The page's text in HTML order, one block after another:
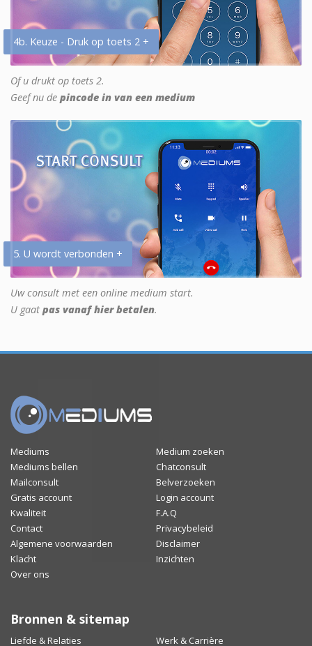
4b. Keuze - Druk op toets 2 +
Of u drukt op toets 2.
Geef nu de pincode in van een medium
5. U wordt verbonden +
Uw consult met een online medium start.
U gaat pas vanaf hier betalen.
Mediums
Medium zoeken
Mediums bellen
Chatconsult
Mailconsult
Belverzoeken
Gratis account
Login account
Kwaliteit
F.A.Q
Contact
Privacybeleid
Algemene voorwaarden
Disclaimer
Klacht
Inzichten
Over ons
Bronnen & sitemap
Liefde & Relaties Werk & Carrière